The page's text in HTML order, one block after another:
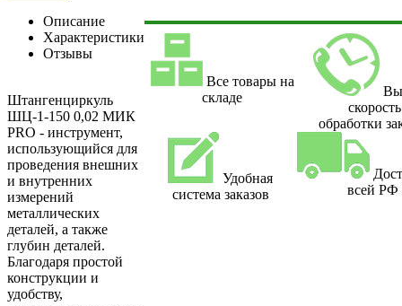
Описание
Характеристики
Отзывы
Штангенциркуль
ШЦ-1-150 0,02 МИК
PRO - инструмент,
использующийся для
проведения внешних
и внутренних
измерений
металлических
деталей, а также
глубин деталей.
Благодаря простой
конструкции и
удобству,
Все товары на
складе
скорость
обработки
Удобная
система заказов
всей РФ